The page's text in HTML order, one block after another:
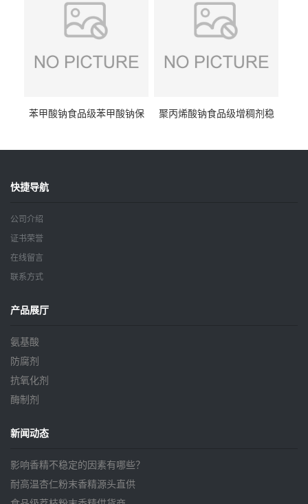
苯甲酸钠食品级苯甲酸钠保
聚丙烯酸钠食品级增稠剂稳
快捷导航
公司介绍
证书荣誉
在线留言
联系方式
产品展厅
氨基酸
防腐剂
抗氧化剂
酶制剂
新闻动态
影响香精不稳定的因素有哪些？
耐高温杏仁粉末香精源头直供